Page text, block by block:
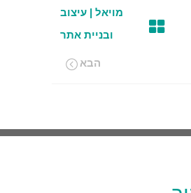
מויאל | עיצוב
ובניית אתר
הבא